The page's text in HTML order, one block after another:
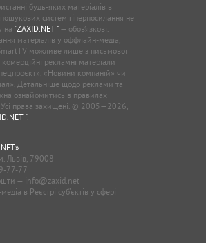
будь-яких матеріалів в
пошукових систем гіперпосилання не
на "ZAXID.NET "— обов’язкові.
матеріалів у оффлайн-медіа,
можливе лише з письмової
комерційні рекламні матеріали
«Новини компаній» чи
Детальніше щодо реклами та
ознайомитись в правилах
Усі права захищені. © 2005—2026,
".
Львів, 79008
77-77
— info@zaxid.net
в Реєстрі суб'єктів у сфері